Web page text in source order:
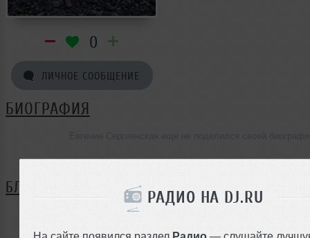
РАДИО НА DJ.RU
На сайте появился раздел Радио — слушайте
0
ЛИЧНОЕ СООБЩЕНИЕ
БИОГРАФИЯ
БЛОГ